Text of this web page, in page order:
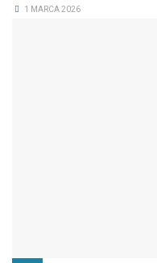
1 MARCA 2026